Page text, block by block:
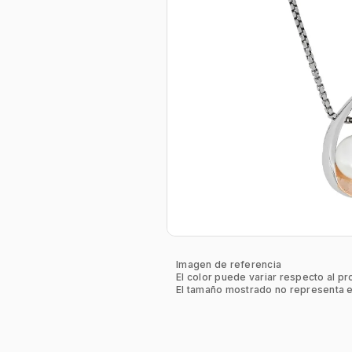
Imagen de referencia
El color puede variar respecto al
El tamaño mostrado no representa